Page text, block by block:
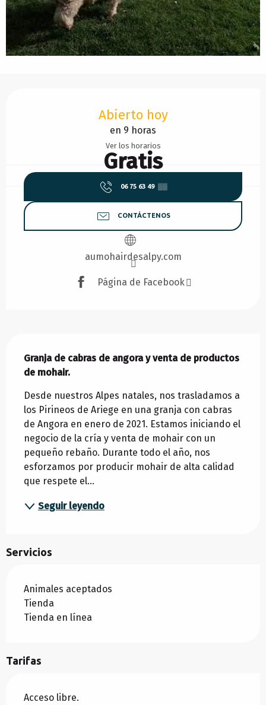
Abierto hoy
en 9 horas
Ver los horarios
Gratis
06 75 63 49 ▒▒
CONTÁCTENOS
aumohairdesalpy.com
Página de Facebook
Granja de cabras de angora y venta de productos
de mohair.
Desde nuestros Alpes natales, nos trasladamos a
los Pirineos de Ariege en una granja con cabras
de Angora en enero de 2021. Estamos iniciando el
negocio de la cría y venta de mohair con un
pequeño rebaño. Durante todo el año, nos
esforzamos por producir mohair de alta calidad
que respete el...
Seguir leyendo
Servicios
Animales aceptados
Tienda
Tienda en línea
Tarifas
Acceso libre.